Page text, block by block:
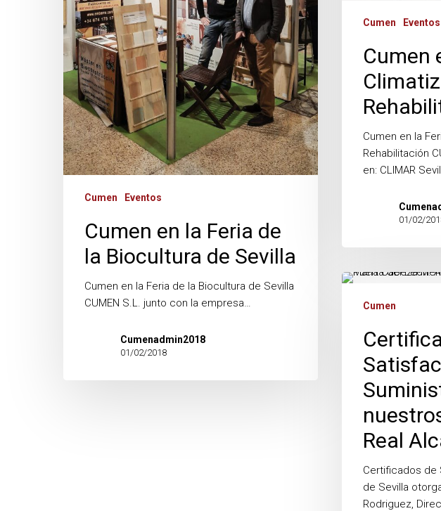
Cumen Eventos
Cumen en la Feria de
la Biocultura de Sevilla
Cumen en la Feria de la Biocultura de Sevilla
CUMEN S.L. junto con la empresa…
Cumenadmin2018
01/02/2018
Cumen Eventos
Cumen
Cumen en la
Rehabilitación
en: CLIMAR
01/02/
Certificado
Suministro
nuestros
productos
Alcázar
Sevilla
Cumen
Real
Certificados de
de Sevilla
Rodriguez,